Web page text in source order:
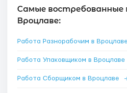
Самые востребованные
Вроцлаве:
Работа Разнорабочим в Вроцлаве
Работа Упаковщиком в Вроцлаве
Работа Сборщиком в Вроцлаве